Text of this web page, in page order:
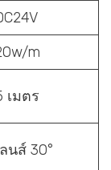
m
เมตร
นส์ 30°